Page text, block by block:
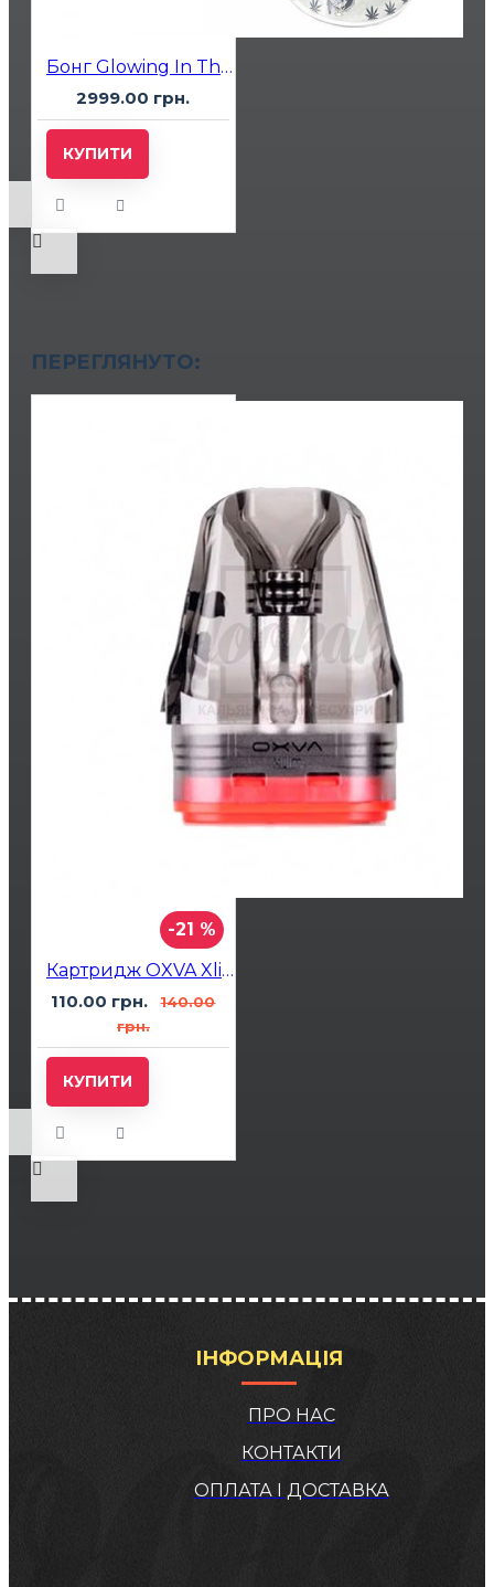
Бонг Glowing In The Dark King Kong 35 см
2999.00 грн.
КУПИТИ
ПЕРЕГЛЯНУТО:
-21 %
Картридж OXVA Xlim V3 Cartridge Top Fill 0.4 Ohm
110.00 грн.
140.00
грн.
КУПИТИ
ІНФОРМАЦІЯ
ПРО НАС
КОНТАКТИ
ОПЛАТА І ДОСТАВКА